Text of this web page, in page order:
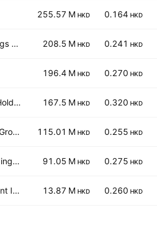
255.57 M HKD 0.164 HKD
Hop Fung Group Holdings Limited 208.5 M HKD 0.241 HKD
196.4 M HKD 0.270 HKD
Zhengye International Holdings Co., Ltd. 167.5 M HKD 0.320 HKD
Teamway International Group Holdings Limited 115.01 M HKD 0.255 HKD
Come Sure Group (Holdings) Ltd. 91.05 M HKD 0.275 HKD
Hong Kong Entertainment International Holdings Limited 13.87 M HKD 0.260 HKD